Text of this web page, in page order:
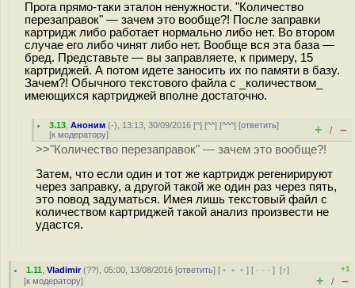
Прога прямо-таки эталон ненужности. "Количество
перезаправок" — зачем это вообще?! После заправки
картридж либо работает нормально либо нет. Во втором
случае его либо чинят либо нет. Вообще вся эта база —
бред. Представьте — вы заправляете, к примеру, 15
картриджей. А потом идете заносить их по памяти в базу.
Зачем?! Обычного текстового файла с _количеством_
имеющихся картриджей вполне достаточно.
3.13 ,Аноним (-), 13:13, 30/09/2016 [^] [^^] [^^^] [ответить]
[к модератору] + / –
>>"Количество перезаправок" — зачем это вообще?!
Затем, что если один и тот же картридж регенирируют
через заправку, а другой такой же один раз через пять,
это повод задуматься. Имея лишь текстовый файл с
количеством картриджей такой анализ произвести не
удастся.
1.11 ,Vladimir(??), 05:00, 13/08/2016 [ответить] [ ﹢﹢﹢] [ · · ·][↑]
[к модератору]
+1
+ / –